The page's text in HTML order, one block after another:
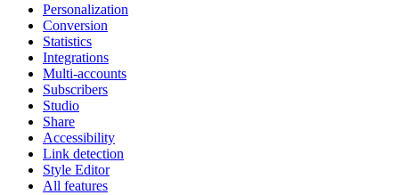
Personalization
Conversion
Statistics
Integrations
Multi-accounts
Subscribers
Studio
Share
Accessibility
Link detection
Style Editor
All features